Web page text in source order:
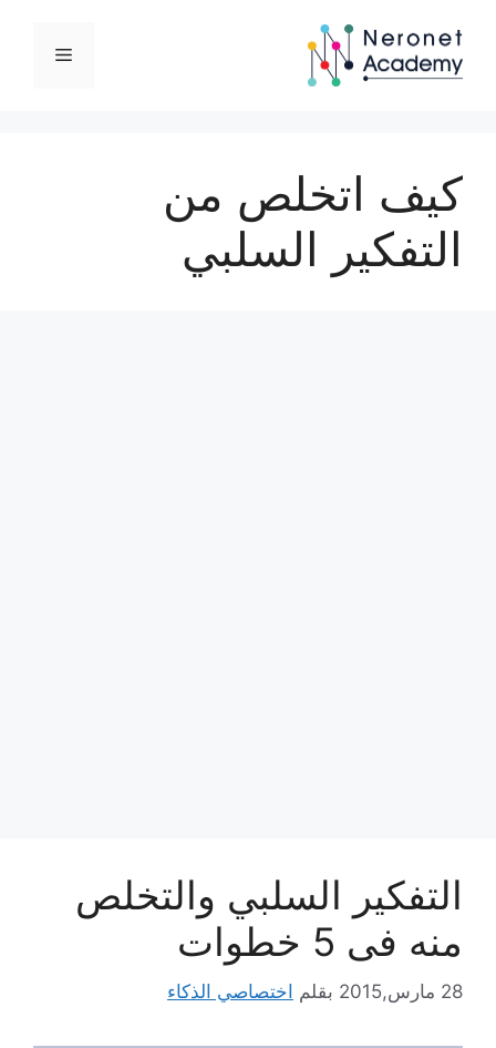
المحتوى
القائمة
كيف اتخلص من
التفكير السلبي
التفكير السلبي والتخلص
منه فى 5 خطوات
28 مارس,2015 بقلم اختصاصي الذكاء